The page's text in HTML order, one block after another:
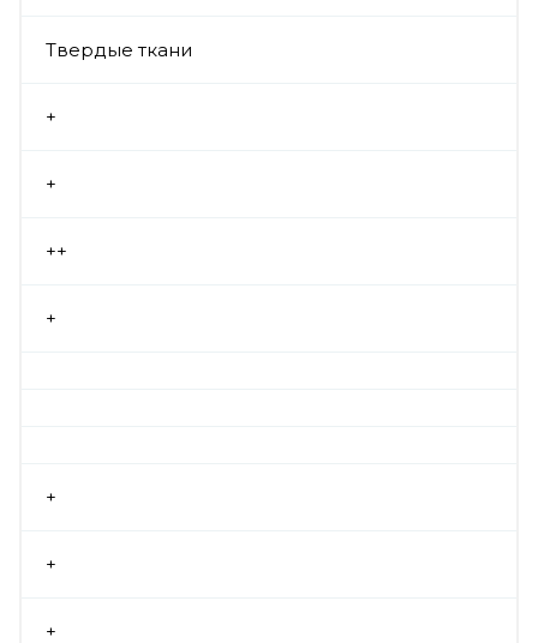
Твердые ткани
+
+
++
+
+
+
+